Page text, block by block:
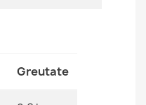
Greutate